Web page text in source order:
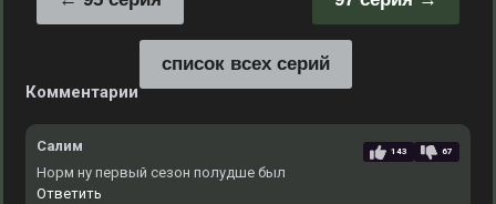
список всех серий
Комментарии
Салим 143 67
Норм ну первый сезон полудше был
Ответить